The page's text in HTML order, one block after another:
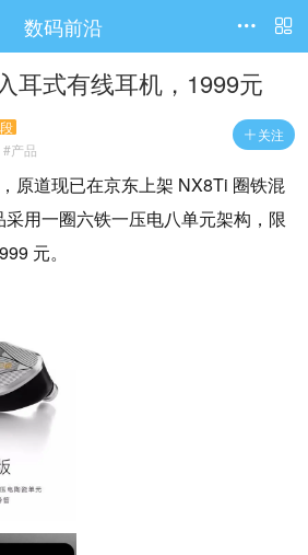
数码前沿 

耳式有线耳机，1999元
 关注
#产品
原道现已在京东上架 NX8Ti 圈铁混
用一圈六铁一压电八单元架构，限
元。